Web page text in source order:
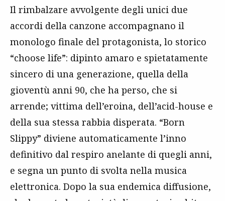
Il rimbalzare avvolgente degli unici due
accordi della canzone accompagnano il
monologo finale del protagonista, lo storico
“choose life”: dipinto amaro e spietatamente
sincero di una generazione, quella della
gioventù anni 90, che ha perso, che si
arrende; vittima dell’eroina, dell’acid-house e
della sua stessa rabbia disperata. “Born
Slippy” diviene automaticamente l’inno
definitivo dal respiro anelante di quegli anni,
e segna un punto di svolta nella musica
elettronica. Dopo la sua endemica diffusione,